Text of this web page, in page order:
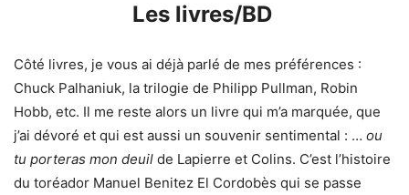
Les livres/BD
Côté livres, je vous ai déjà parlé de mes préférences :
Chuck Palhaniuk, la trilogie de Philipp Pullman, Robin
Hobb, etc. Il me reste alors un livre qui m’a marquée, que
j’ai dévoré et qui est aussi un souvenir sentimental : … ou
tu porteras mon deuil de Lapierre et Colins. C’est l’histoire
du toréador Manuel Benitez El Cordobès qui se passe